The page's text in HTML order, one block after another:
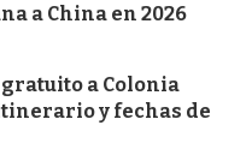
a China en 2026
a Colonia
y fechas de